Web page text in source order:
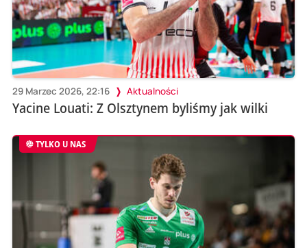
29 Marzec 2026, 22:16 Aktualności
Yacine Louati: Z Olsztynem byliśmy jak wilki
TYLKO U NAS